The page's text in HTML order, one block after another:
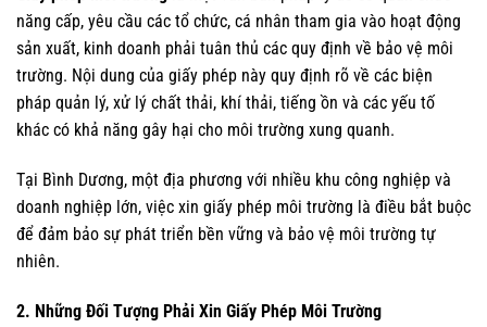
năng cấp, yêu cầu các tổ chức, cá nhân tham gia vào hoạt động
sản xuất, kinh doanh phải tuân thủ các quy định về bảo vệ môi
trường. Nội dung của giấy phép này quy định rõ về các biện
pháp quản lý, xử lý chất thải, khí thải, tiếng ồn và các yếu tố
khác có khả năng gây hại cho môi trường xung quanh.
Tại Bình Dương, một địa phương với nhiều khu công nghiệp và
doanh nghiệp lớn, việc xin giấy phép môi trường là điều bắt buộc
để đảm bảo sự phát triển bền vững và bảo vệ môi trường tự
nhiên.
2. Những Đối Tượng Phải Xin Giấy Phép Môi Trường